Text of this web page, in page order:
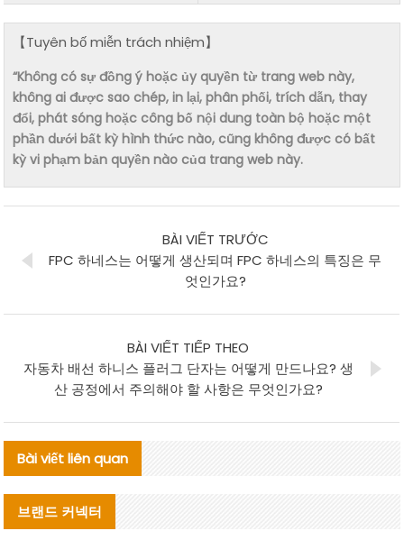
【Tuyên bố miễn trách nhiệm】
“Không có sự đồng ý hoặc ủy quyền từ trang web này,
không ai được sao chép, in lại, phân phối, trích dẫn, thay
đổi, phát sóng hoặc công bố nội dung toàn bộ hoặc một
phần dưới bất kỳ hình thức nào, cũng không được có bất
kỳ vi phạm bản quyền nào của trang web này.
BÀI VIẾT TRƯỚC
FPC 하네스는 어떻게 생산되며 FPC 하네스의 특징은 무
엇인가요?
BÀI VIẾT TIẾP THEO
자동차 배선 하니스 플러그 단자는 어떻게 만드나요? 생
산 공정에서 주의해야 할 사항은 무엇인가요?
Bài viết liên quan
브랜드 커넥터